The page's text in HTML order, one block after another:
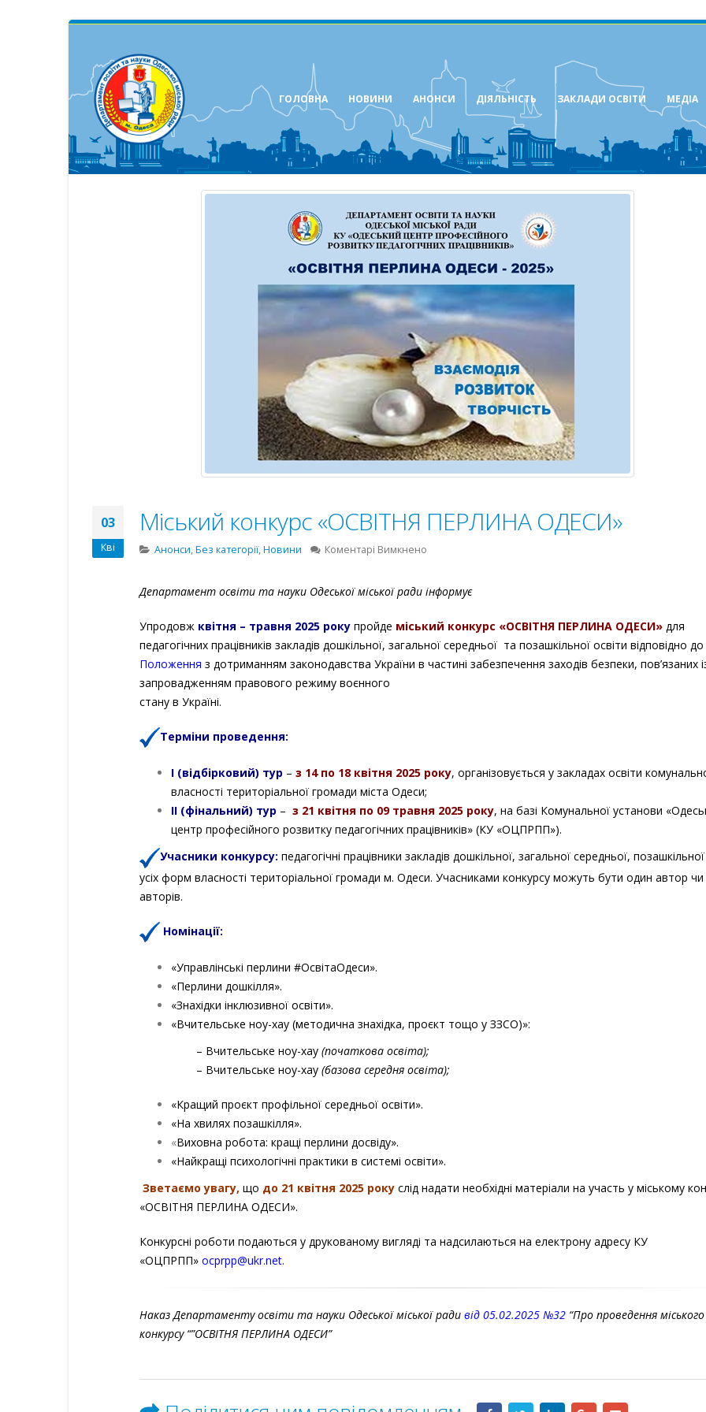
ГОЛОВНА НОВИНИ АНОНСИ ДІЯЛЬНІСТЬ ЗАКЛАДИ ОСВІТИ МЕДІА
03
Кві
Міський конкурс «ОСВІТНЯ ПЕРЛИНА ОДЕСИ»
Анонси,Без категорії,Новини Коментарі Вимкнено
«ОСВІТНЯ
Департамент освіти та науки Одеської міської ради інформує
Упродовж квітня – травня 2025 року пройде міський конкурс «ОСВІТНЯ ПЕРЛИНА ОДЕСИ» для
педагогічних працівників закладів дошкільної, загальної середньої та позашкільної освіти відповідно до
Положення з дотриманням законодавства України в частині забезпечення заходів безпеки, пов’язаних
запровадженням правового режиму воєнного
стану в Україні.
Терміни проведення:
І (відбірковий) тур – з 14 по 18 квітня 2025 року, організовується у закладах освіти
власності територіальної громади міста Одеси;
ІІ (фінальний) тур – з 21 квітня по 09 травня 2025 року, на базі Комунальної установи
центр професійного розвитку педагогічних працівників» (КУ «ОЦПРПП»).
Учасники конкурсу: педагогічні працівники закладів дошкільної, загальної середньої,
усіх форм власності територіальної громади м. Одеси. Учасниками конкурсу можуть бути один автор чи
авторів.
Номінації:
«Управлінські перлини #ОсвітаОдеси».
«Перлини дошкілля».
«Знахідки інклюзивної освіти».
«Вчительське ноу-хау (методична знахідка, проєкт тощо у ЗЗСО)»:
– Вчительське ноу-хау (початкова освіта);
– Вчительське ноу-хау (базова середня освіта);
«Кращий проєкт профільної середньої освіти».
«На хвилях позашкілля».
«Виховна робота: кращі перлини досвіду».
«Найкращі психологічні практики в системі освіти».
Зветаємо увагу, що до 21 квітня 2025 року слід надати необхідні матеріали на участь у міському
«ОСВІТНЯ ПЕРЛИНА ОДЕСИ».
Конкурсні роботи подаються у друкованому вигляді та надсилаються на електрону адресу КУ
«ОЦПРПП» ocprpp@ukr.net.
Наказ Департаменту освіти та науки Одеської міської ради від 05.02.2025 №32 “Про проведення міського
конкурсу “”ОСВІТНЯ ПЕРЛИНА ОДЕСИ”